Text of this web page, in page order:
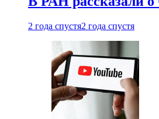
2 года спустя2 года спустя